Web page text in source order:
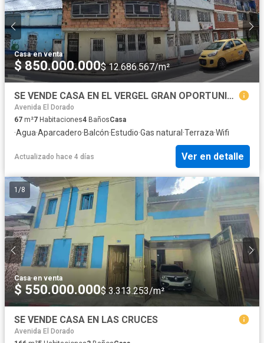
Casa·en venta
$ 850.000.000$ 12.686.567/m²
SE VENDE CASA EN EL VERGEL GRAN OPORTUNIDAD DE INVERSION
Avenida El Dorado
67 m²7 Habitaciones4 BañosCasa
·Agua·Aparcadero·Balcón·Estudio·Gas natural ·Terraza·Wifi
Actualizado hace 4 días Ver en detalle
1 /8
Casa·en venta
$ 550.000.000$ 3.313.253/m²
SE VENDE CASA EN LAS CRUCES
Avenida El Dorado